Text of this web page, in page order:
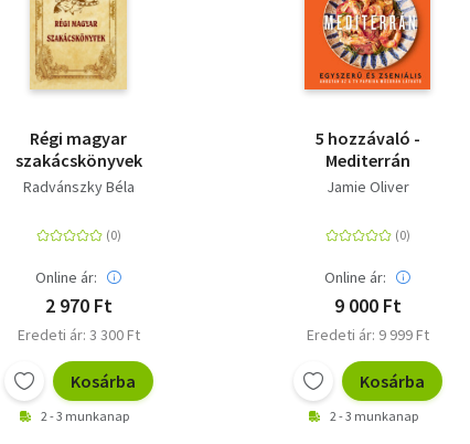
Régi magyar
szakácskönyvek
Radvánszky Béla
Online ár:
2 970 Ft
Eredeti ár: 3 300 Ft
Kosárba
2 - 3 munkanap
5 hozzávaló -
Mediterrán
Jamie Oliver
Online ár:
9 000 Ft
Eredeti ár: 9 999 Ft
Kosárba
2 - 3 munkanap